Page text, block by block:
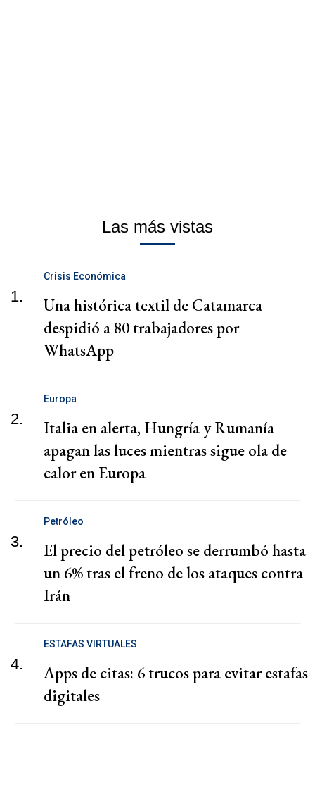
Las más vistas
1.
Crisis Económica
Una histórica textil de Catamarca
despidió a 80 trabajadores por
WhatsApp
2.
Europa
Italia en alerta, Hungría y Rumanía
apagan las luces mientras sigue ola de
calor en Europa
3.
Petróleo
El precio del petróleo se derrumbó hasta
un 6% tras el freno de los ataques contra
Irán
4.
ESTAFAS VIRTUALES
Apps de citas: 6 trucos para evitar estafas
digitales